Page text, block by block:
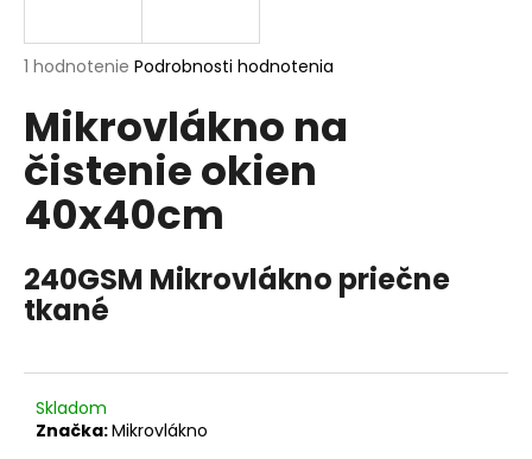
Priemerné
produktu
je
5,0
z
hviezdičiek.
1 hodnotenie Podrobnosti hodnotenia
Mikrovlákno na
čistenie okien
40x40cm
240GSM Mikrovlákno priečne
tkané
Skladom
Značka:Mikrovlákno
j
ť
?
HĽADAŤ
O
d
p